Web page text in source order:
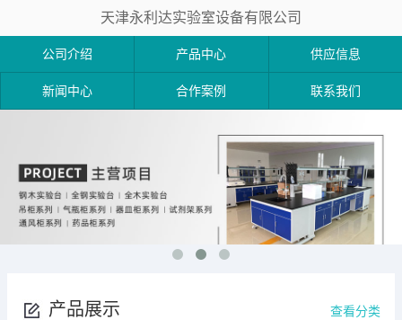
天津永利达实验室设备有限公司
公司介绍 产品中心 供应信息
新闻中心 合作案例 联系我们
产品展示 查看分类